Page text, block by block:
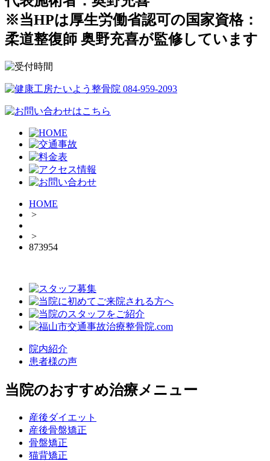
※当HPは厚生労働省認可の国家資格：
柔道整復師 奥野充喜が監修しています
HOME
>
>
873954
院内紹介
患者様の声
当院のおすすめ治療メニュー
産後ダイエット
産後骨盤矯正
骨盤矯正
猫背矯正